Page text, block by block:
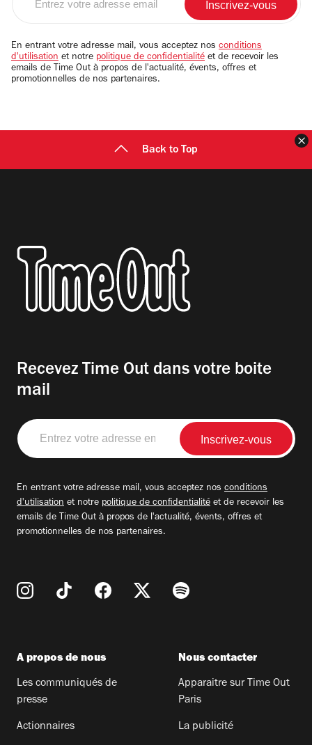
email
En entrant votre adresse mail, vous acceptez nos conditions
d'utilisation et notre politique de confidentialité et de recevoir les
emails de Time Out à propos de l'actualité, évents, offres et
promotionnelles de nos partenaires.
Back to Top
Recevez Time Out dans votre boite
mail
Entrez
votre
adresse
En entrant votre adresse mail, vous acceptez nos conditions
d'utilisation et notre politique de confidentialité et de recevoir les
emails de Time Out à propos de l'actualité, évents, offres et
promotionnelles de nos partenaires.
A propos de nous
Les communiqués de
presse
Actionnaires
Nous contacter
Apparaitre sur Time Out
Paris
La publicité